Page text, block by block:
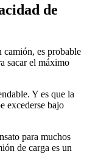
de
camión, es probable
sacar el máximo
Y es que la
excederse bajo
para muchos
de carga es un